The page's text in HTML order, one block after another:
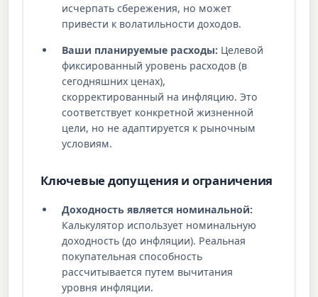
исчерпать сбережения, но может
привести к волатильности доходов.
Ваши планируемые расходы: Целевой
фиксированный уровень расходов (в
сегодняшних ценах),
скорректированный на инфляцию. Это
соответствует конкретной жизненной
цели, но не адаптируется к рыночным
условиям.
Ключевые допущения и ограничения
Доходность является номинальной:
Калькулятор использует номинальную
доходность (до инфляции). Реальная
покупательная способность
рассчитывается путем вычитания
уровня инфляции.